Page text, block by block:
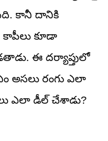
కానీ దానికి
కాపీలు కూడా
ఈ దర్యాప్తులో
అసలు రంగు ఎలా
ఎలా డీల్ చేశాడు?